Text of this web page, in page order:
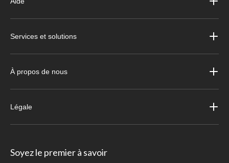
Services et solutions
À propos de nous
Légale
Soyez le premier à savoir